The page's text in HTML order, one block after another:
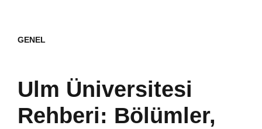
GENEL
Ulm Üniversitesi
Rehberi: Bölümler,